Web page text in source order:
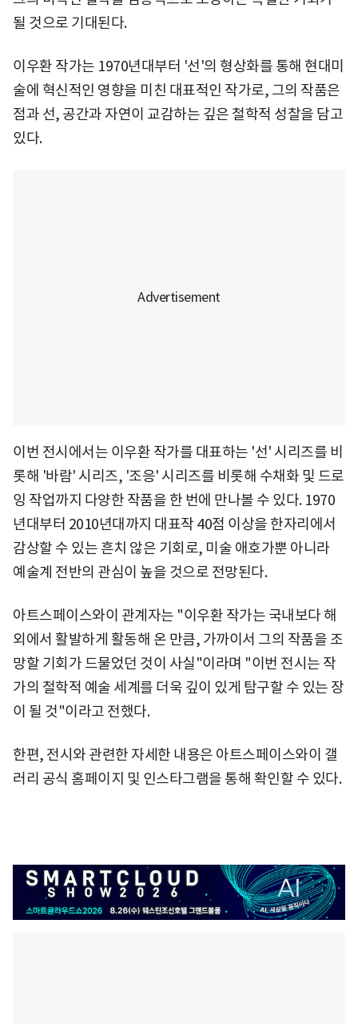
될 것으로 기대된다.
이우환 작가는 1970년대부터 '선'의 형상화를 통해 현대미
술에 혁신적인 영향을 미친 대표적인 작가로, 그의 작품은
점과 선, 공간과 자연이 교감하는 깊은 철학적 성찰을 담고
있다.
이번 전시에서는 이우환 작가를 대표하는 '선' 시리즈를 비
롯해 '바람' 시리즈, '조응' 시리즈를 비롯해 수채화 및 드로
잉 작업까지 다양한 작품을 한 번에 만나볼 수 있다. 1970
년대부터 2010년대까지 대표작 40점 이상을 한자리에서
감상할 수 있는 흔치 않은 기회로, 미술 애호가뿐 아니라
예술계 전반의 관심이 높을 것으로 전망된다.
아트스페이스와이 관계자는 "이우환 작가는 국내보다 해
외에서 활발하게 활동해 온 만큼, 가까이서 그의 작품을 조
망할 기회가 드물었던 것이 사실"이라며 "이번 전시는 작
가의 철학적 예술 세계를 더욱 깊이 있게 탐구할 수 있는 장
이 될 것"이라고 전했다.
한편, 전시와 관련한 자세한 내용은 아트스페이스와이 갤
러리 공식 홈페이지 및 인스타그램을 통해 확인할 수 있다.